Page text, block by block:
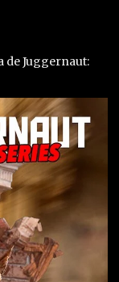
de Juggernaut: